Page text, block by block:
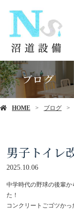
ブログ
HOME ブログ
男子トイレ
2025.10.06
中学時代の野球の後輩
た！
コンクリートごゴツか